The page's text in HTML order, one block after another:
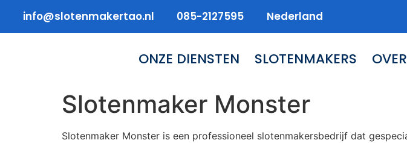
info@slotenmakertao.nl 085-2127595 Nederland
ONZE DIENSTEN SLOTENMAKERS
Slotenmaker Monster
Slotenmaker Monster is een professioneel slotenmakersbedrijf dat